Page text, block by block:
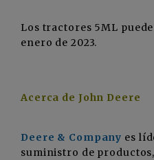
Los tractores 5ML
enero de 2023.
Acerca de John Deere
Deere & Company es
suministro de